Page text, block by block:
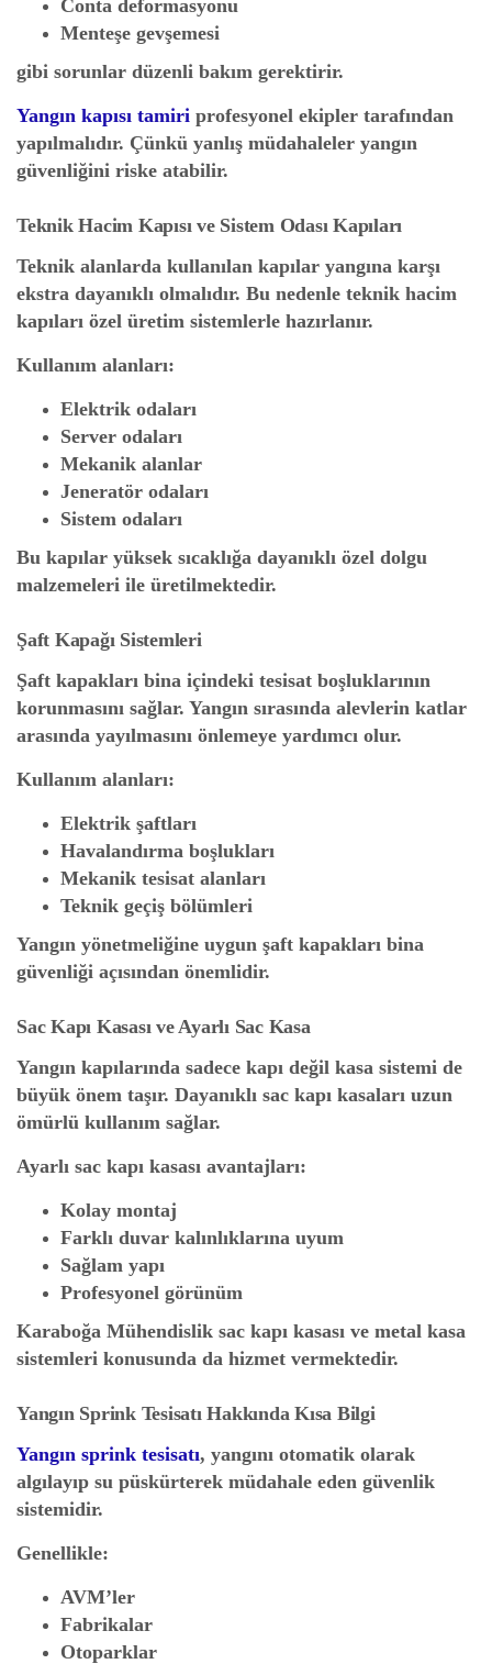
Conta deformasyonu
Menteşe gevşemesi
gibi sorunlar düzenli bakım gerektirir.
Yangın kapısı tamiri profesyonel ekipler tarafından
yapılmalıdır. Çünkü yanlış müdahaleler yangın
güvenliğini riske atabilir.
Teknik Hacim Kapısı ve Sistem Odası Kapıları
Teknik alanlarda kullanılan kapılar yangına karşı
ekstra dayanıklı olmalıdır. Bu nedenle teknik hacim
kapıları özel üretim sistemlerle hazırlanır.
Kullanım alanları:
Elektrik odaları
Server odaları
Mekanik alanlar
Jeneratör odaları
Sistem odaları
Bu kapılar yüksek sıcaklığa dayanıklı özel dolgu
malzemeleri ile üretilmektedir.
Şaft Kapağı Sistemleri
Şaft kapakları bina içindeki tesisat boşluklarının
korunmasını sağlar. Yangın sırasında alevlerin katlar
arasında yayılmasını önlemeye yardımcı olur.
Kullanım alanları:
Elektrik şaftları
Havalandırma boşlukları
Mekanik tesisat alanları
Teknik geçiş bölümleri
Yangın yönetmeliğine uygun şaft kapakları bina
güvenliği açısından önemlidir.
Sac Kapı Kasası ve Ayarlı Sac Kasa
Yangın kapılarında sadece kapı değil kasa sistemi de
büyük önem taşır. Dayanıklı sac kapı kasaları uzun
ömürlü kullanım sağlar.
Ayarlı sac kapı kasası avantajları:
Kolay montaj
Farklı duvar kalınlıklarına uyum
Sağlam yapı
Profesyonel görünüm
Karaboğa Mühendislik sac kapı kasası ve metal kasa
sistemleri konusunda da hizmet vermektedir.
Yangın Sprink Tesisatı Hakkında Kısa Bilgi
Yangın sprink tesisatı, yangını otomatik olarak
algılayıp su püskürterek müdahale eden güvenlik
sistemidir.
Genellikle:
AVM’ler
Fabrikalar
Otoparklar